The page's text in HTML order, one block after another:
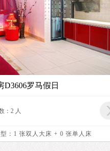
D3606罗马假日
：2 人
：1 张双人大床 + 0 张单人床